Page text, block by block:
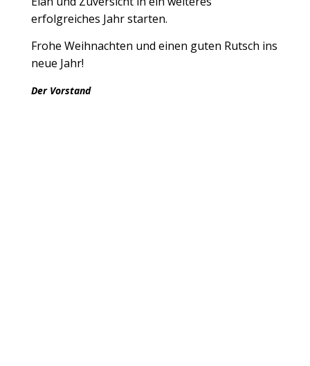
erfolgreiches Jahr starten.
Frohe Weihnachten und einen guten Rutsch ins
neue Jahr!
Der Vorstand